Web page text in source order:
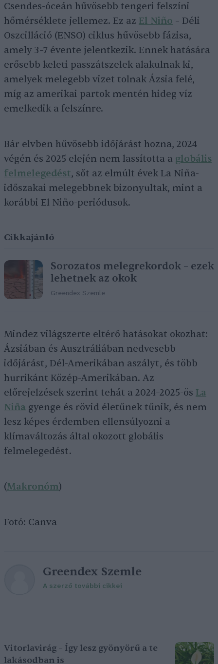
Csendes-óceán hűvösebb tengeri felszíni
hőmérséklete jellemez. Ez az El Niño – Déli
Oszcilláció (ENSO) ciklus hűvösebb fázisa,
amely 3–7 évente jelentkezik. Ennek hatására
erősebb keleti passzátszelek alakulnak ki,
amelyek melegebb vizet tolnak Ázsia felé,
míg az amerikai partok mentén hideg víz
emelkedik a felszínre.
Bár elvben hűvösebb időjárást hozna, 2024
végén és 2025 elején nem lassította a globális
felmelegedést, sőt az elmúlt évek La Niña-
időszakai melegebbnek bizonyultak, mint a
korábbi El Niño-periódusok.
Cikkajánló
Sorozatos melegrekordok – ezek
lehetnek az okok
Greendex Szemle
Mindez világszerte eltérő hatásokat okozhat:
Ázsiában és Ausztráliában nedvesebb
időjárást, Dél-Amerikában aszályt, és több
hurrikánt Közép-Amerikában. Az
előrejelzések szerint tehát a 2024–2025-ös La
Niña gyenge és rövid életűnek tűnik, és nem
lesz képes érdemben ellensúlyozni a
klímaváltozás által okozott globális
felmelegedést.
(Makronóm)
Fotó: Canva
Greendex Szemle
A szerző további cikkei
Vitorlavirág – Így lesz gyönyörű a te
lakásodban is